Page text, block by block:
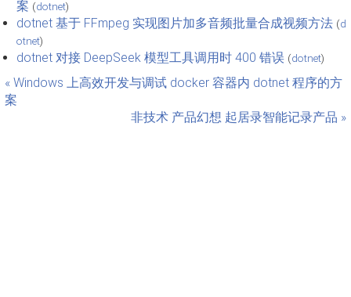
案 (dotnet)
dotnet 基于 FFmpeg 实现图片加多音频批量合成视频方法 (d
otnet)
dotnet 对接 DeepSeek 模型工具调用时 400 错误 (dotnet)
« Windows 上高效开发与调试 docker 容器内 dotnet 程序的方
案
非技术 产品幻想 起居录智能记录产品 »